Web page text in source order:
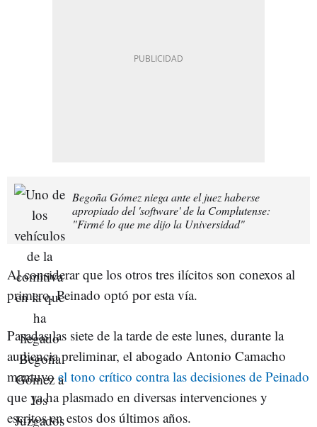
Begoña Gómez niega ante el juez haberse
apropiado del 'software' de la Complutense:
"Firmé lo que me dijo la Universidad"
Al considerar que los otros tres ilícitos son conexos al
primero, Peinado optó por esta vía.
Pasadas las siete de la tarde de este lunes, durante la
audiencia preliminar, el abogado Antonio Camacho
mantuvo el tono crítico contra las decisiones de Peinado
que ya ha plasmado en diversas intervenciones y
escritos en estos dos últimos años.